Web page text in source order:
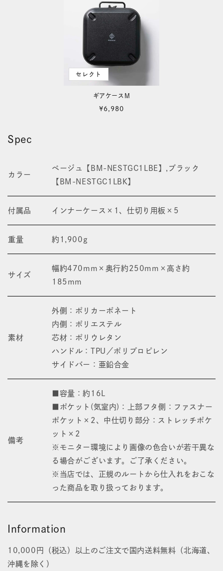
セレクト
ギアケースM
通
¥6,980
Spec
カラー
ベージュ【BM-NESTGC1LBE】,ブラック
【BM-NESTGC1LBK】
付属品 インナーケース×1、仕切り用板×5
重量 約1,900g
サイズ
幅約470mm×奥行約250mm×高さ約
185mm
素材
外側：ポリカーボネート
内側：ポリエステル
芯材：ポリウレタン
ハンドル：TPU／ポリプロピレン
サイドバー：亜鉛合金
備考
■容量：約16L
■ポケット(気室内)：上部フタ側：ファスナー
ポケット×2、中仕切り部分：ストレッチポケ
ット×2
※モニター環境により画像の色合いが若干異な
る場合がございます。ご了承ください。
※当店では、正規のルートから仕入れをおこな
った商品を取り扱っております。
Information
10,000円（税込）以上のご注文で国内送料無料（北海道、
沖縄を除く）